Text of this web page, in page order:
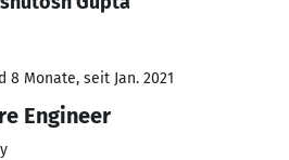
8 Monate, seit Jan. 2021
Engineer